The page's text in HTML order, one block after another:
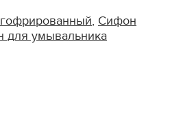
, Сифон
для умывальника